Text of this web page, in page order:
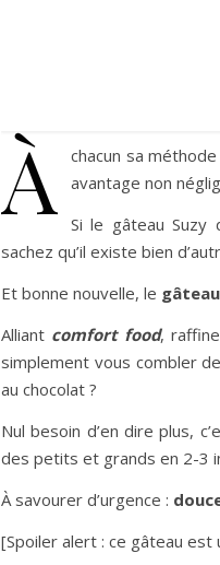
À
chacun sa
avantage non
Si le gâteau Suzy
sachez qu’il existe bien
Et bonne nouvelle, le
Alliant comfort food,
simplement vous combler
au chocolat ?
Nul besoin d’en dire plus,
des petits et grands en 2-3
À savourer d’urgence :
[Spoiler alert : ce gâteau